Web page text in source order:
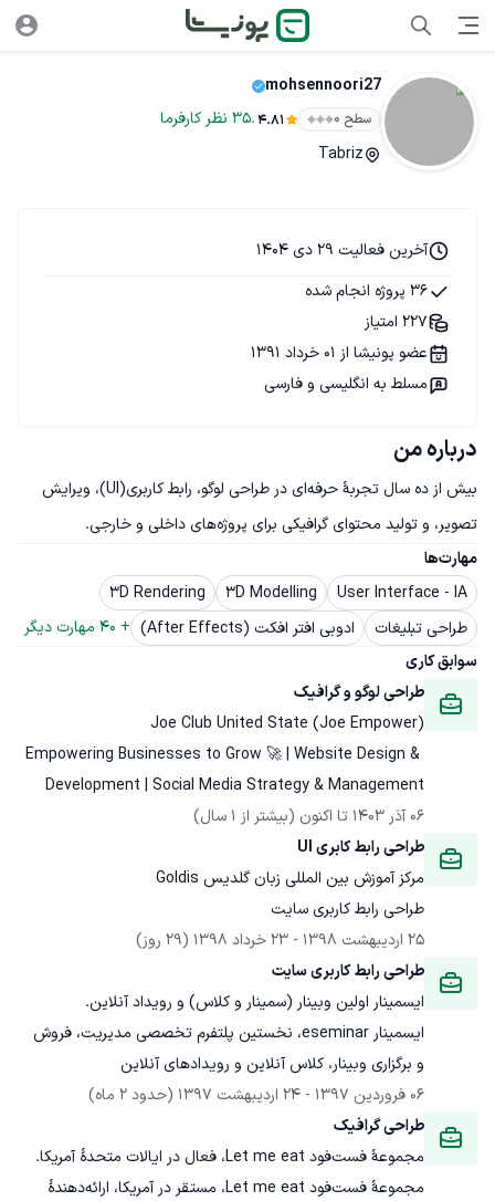
mohsennoori27
سطح ۰ 4.81
.
35 نظر کارفرما
Tabriz
درباره من
بیش از ده سال تجربهٔ حرفه‌ای در طراحی لوگو، رابط کاربری(UI)، ویرایش
تصویر، و تولید محتوای گرافیکی برای پروژه‌های داخلی و خارجی.
مهارت‌ها
User Interface - IA
3D Modelling
3D Rendering
طراحی تبلیغات
ادوبی افتر افکت (After Effects) +
40 مهارت دیگر
سوابق کاری
طراحی لوگو و گرافیک
Joe Club United State (Joe Empower)
Empowering Businesses to Grow 🚀 | Website Design &
Development | Social Media Strategy & Management
06 آذر 1403
تا اکنون (بیشتر از 1 سال)
طراحی رابط کابری UI
مرکز آموزش بین المللی زبان گلدیس Goldis
طراحی رابط کاربری سایت
25 اردیبهشت 1398
- 23 خرداد 1398
(29 روز)
طراحی رابط کاربری سایت
ایسمینار اولین وبینار (سمینار و کلاس) و رویداد آنلاین.
ایسمینار eseminar، نخستین پلتفرم تخصصی مدیریت، فروش
و برگزاری وبینار، کلاس آنلاین و رویدادهای آنلاین
06 فروردین 1397
- 24 اردیبهشت 1397
(حدود 2 ماه)
طراحی گرافیک
مجموعهٔ فست‌فود Let me eat، فعال در ایالات متحدهٔ آمریکا.
مجموعهٔ فست‌فود Let me eat، مستقر در آمریکا، ارائه‌دهندهٔ
آخرین فعالیت 29 دی 1404
36 پروژه انجام شده
227 امتیاز
عضو پونیشا از 01 خرداد 1391
مسلط به انگلیسی و فارسی